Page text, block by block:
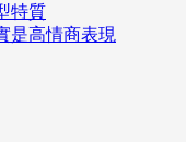
特質
是高情商表現